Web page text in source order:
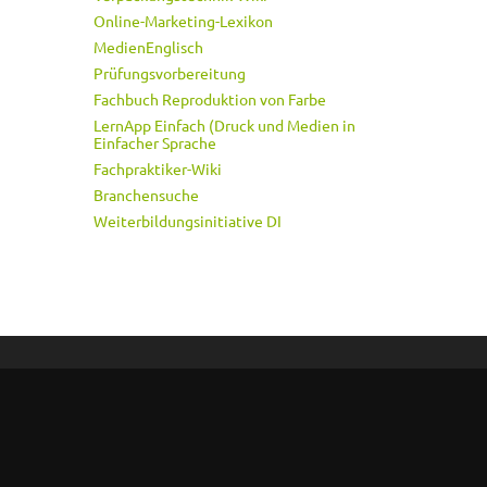
Online-Marketing-Lexikon
MedienEnglisch
Prüfungsvorbereitung
Fachbuch Reproduktion von Farbe
LernApp Einfach (Druck und Medien in
Einfacher Sprache
Fachpraktiker-Wiki
Branchensuche
Weiterbildungsinitiative DI